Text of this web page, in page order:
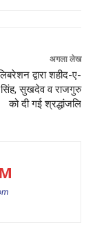
अगला लेख
द्वारा शहीद-ए-
सुखदेव व राजगुरु
को दी गई श्रद्धांजलि